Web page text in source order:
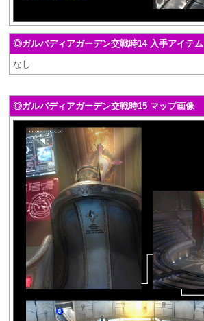
◎ガルバディアガーデン交戦時14 入手アイテム
なし
◎ガルバディアガーデン交戦時15 マップ画像